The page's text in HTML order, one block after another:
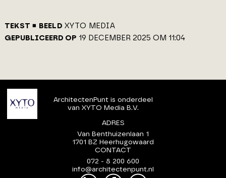
TEKST BEELD XYTO MEDIA
GEPUBLICEERD OP 19 DECEMBER 2025 OM 11:04
ArchitectenPunt is onderdeel
van XYTO Media B.V.
ADRES
Van Benthuizenlaan 1
1701 BZ Heerhugowaard
CONTACT
072 - 8 200 600
info@architectenpunt.nl